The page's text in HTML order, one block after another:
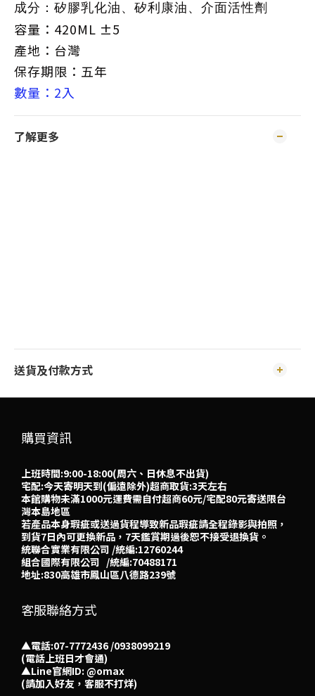
成分：矽膠乳化油、矽利康油、介面活性劑
容量：420ML ±5
產地：台灣
保存期限：五年
數量：2入
了解更多
送貨及付款方式
購買資訊
上班時間:9:00-18:00(周六、日休息不出貨)
宅配:今天寄明天到(偏遠除外)超商取貨:3天左右
本館購物未滿1000元運費需自付超商60元/宅配80元寄送限台
灣本島地區
若產品本身瑕疵或送過貨程導致新品瑕疵請全程錄影與拍照，
到貨7日內可更換新品，7天鑑賞期過後恕不接受退換貨。
統聯合實業有限公司 /統編:12760244
組合國際有限公司 /統編:70488171
地址:830高雄市鳳山區八德路239號
客服聯絡方式
▲電話:07-7772436 /0938099219
(電話上班日才會通)
▲Line官網ID: @omax​
(請加入好友，客服不打烊)